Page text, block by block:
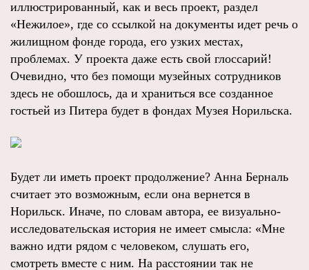
иллюстрированный, как и весь проект, раздел
«Нежилое», где со ссылкой на документы идет речь о
жилищном фонде города, его узких местах,
проблемах. У проекта даже есть свой глоссарий!
Очевидно, что без помощи музейных сотрудников
здесь не обошлось, да и храниться все созданное
гостьей из Питера будет в фондах Музея Норильска.
Будет ли иметь проект продолжение? Анна Берналь
считает это возможным, если она вернется в
Норильск. Иначе, по словам автора, ее визуально-
исследовательская история не имеет смысла: «Мне
важно идти рядом с человеком, слушать его,
смотреть вместе с ним. На расстоянии так не